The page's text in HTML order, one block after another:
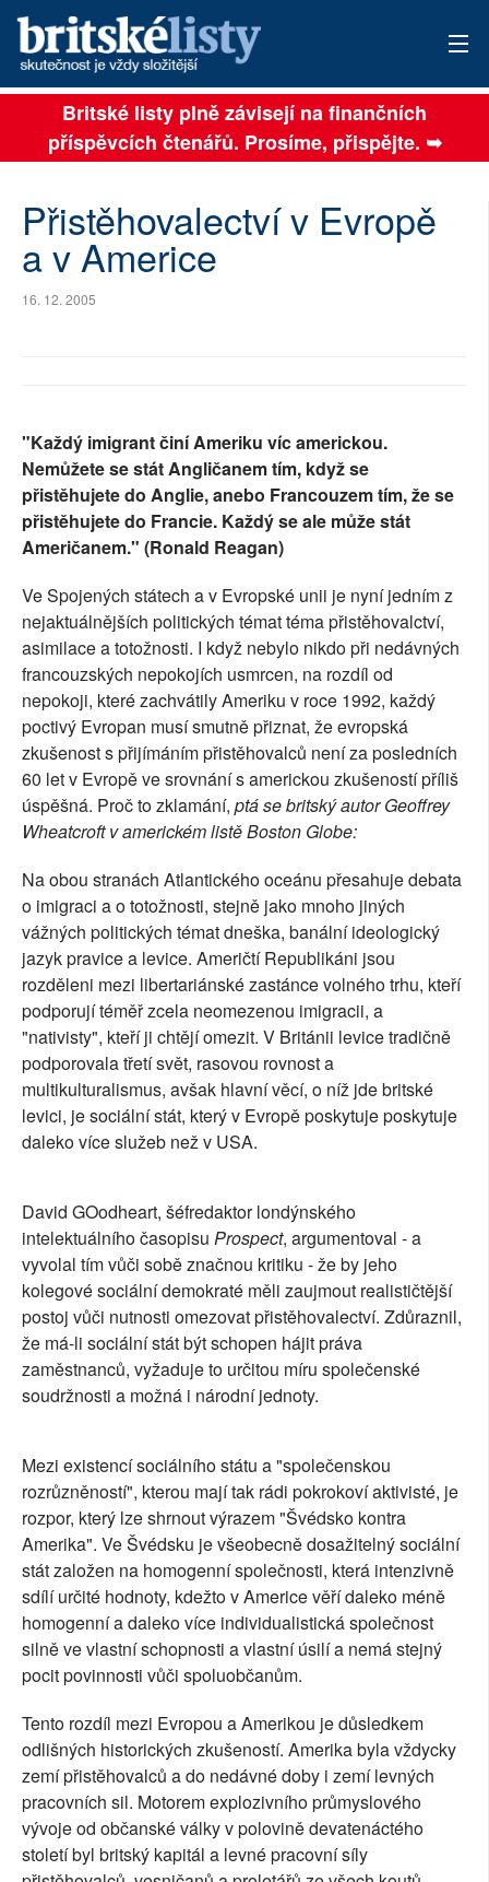
AKTUÁLNÍ VYDÁNÍ
ARCHIV
TÉMATA
AUTOŘI
Britské listy plně závisejí na finančních
příspěvcích čtenářů. Prosíme, přispějte. ➥
Přistěhovalectví v Evropě
a v Americe
16. 12. 2005
"Každý imigrant činí Ameriku víc americkou.
Nemůžete se stát Angličanem tím, když se
přistěhujete do Anglie, anebo Francouzem tím, že se
přistěhujete do Francie. Každý se ale může stát
Američanem." (Ronald Reagan)
Ve Spojených státech a v Evropské unii je nyní jedním z
nejaktuálnějších politických témat téma přistěhovalctví,
asimilace a totožnosti. I když nebylo nikdo při nedávných
francouzských nepokojích usmrcen, na rozdíl od
nepokoji, které zachvátily Ameriku v roce 1992, každý
poctivý Evropan musí smutně přiznat, že evropská
zkušenost s přijímáním přistěhovalců není za posledních
60 let v Evropě ve srovnání s americkou zkušeností příliš
úspěšná. Proč to zklamání, ptá se britský autor Geoffrey
Wheatcroft v americkém listě Boston Globe:
Na obou stranách Atlantického oceánu přesahuje debata
o imigraci a o totožnosti, stejně jako mnoho jiných
vážných politických témat dneška, banální ideologický
jazyk pravice a levice. Američtí Republikáni jsou
rozděleni mezi libertariánské zastánce volného trhu, kteří
podporují téměř zcela neomezenou imigracii, a
"nativisty", kteří ji chtějí omezit. V Británii levice tradičně
podporovala třetí svět, rasovou rovnost a
multikulturalismus, avšak hlavní věcí, o níž jde britské
levici, je sociální stát, který v Evropě poskytuje poskytuje
daleko více služeb než v USA.
David GOodheart, šéfredaktor londýnského
intelektuálního časopisu Prospect, argumentoval - a
vyvolal tím vůči sobě značnou kritiku - že by jeho
kolegové sociální demokraté měli zaujmout realističtější
postoj vůči nutnosti omezovat přistěhovalectví. Zdůraznil,
že má-li sociální stát být schopen hájit práva
zaměstnanců, vyžaduje to určitou míru společenské
soudržnosti a možná i národní jednoty.
Mezi existencí sociálního státu a "společenskou
rozrůzněností", kterou mají tak rádi pokrokoví aktivisté, je
rozpor, který lze shrnout výrazem "Švédsko kontra
Amerika". Ve Švédsku je všeobecně dosažitelný sociální
stát založen na homogenní společnosti, která intenzivně
sdílí určité hodnoty, kdežto v Americe věří daleko méně
homogenní a daleko více individualistická společnost
silně ve vlastní schopnosti a vlastní úsilí a nemá stejný
pocit povinnosti vůči spoluobčanům.
Tento rozdíl mezi Evropou a Amerikou je důsledkem
odlišných historických zkušeností. Amerika byla vždycky
zemí přistěhovalců a do nedávné doby i zemí levných
pracovních sil. Motorem explozivního průmyslového
vývoje od občanské války v polovině devatenáctého
století byl britský kapitál a levné pracovní síly